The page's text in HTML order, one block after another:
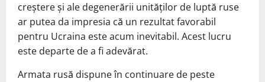
creștere și ale degenerării unităților de luptă ruse
ar putea da impresia că un rezultat favorabil
pentru Ucraina este acum inevitabil. Acest lucru
este departe de a fi adevărat.
Armata rusă dispune în continuare de peste